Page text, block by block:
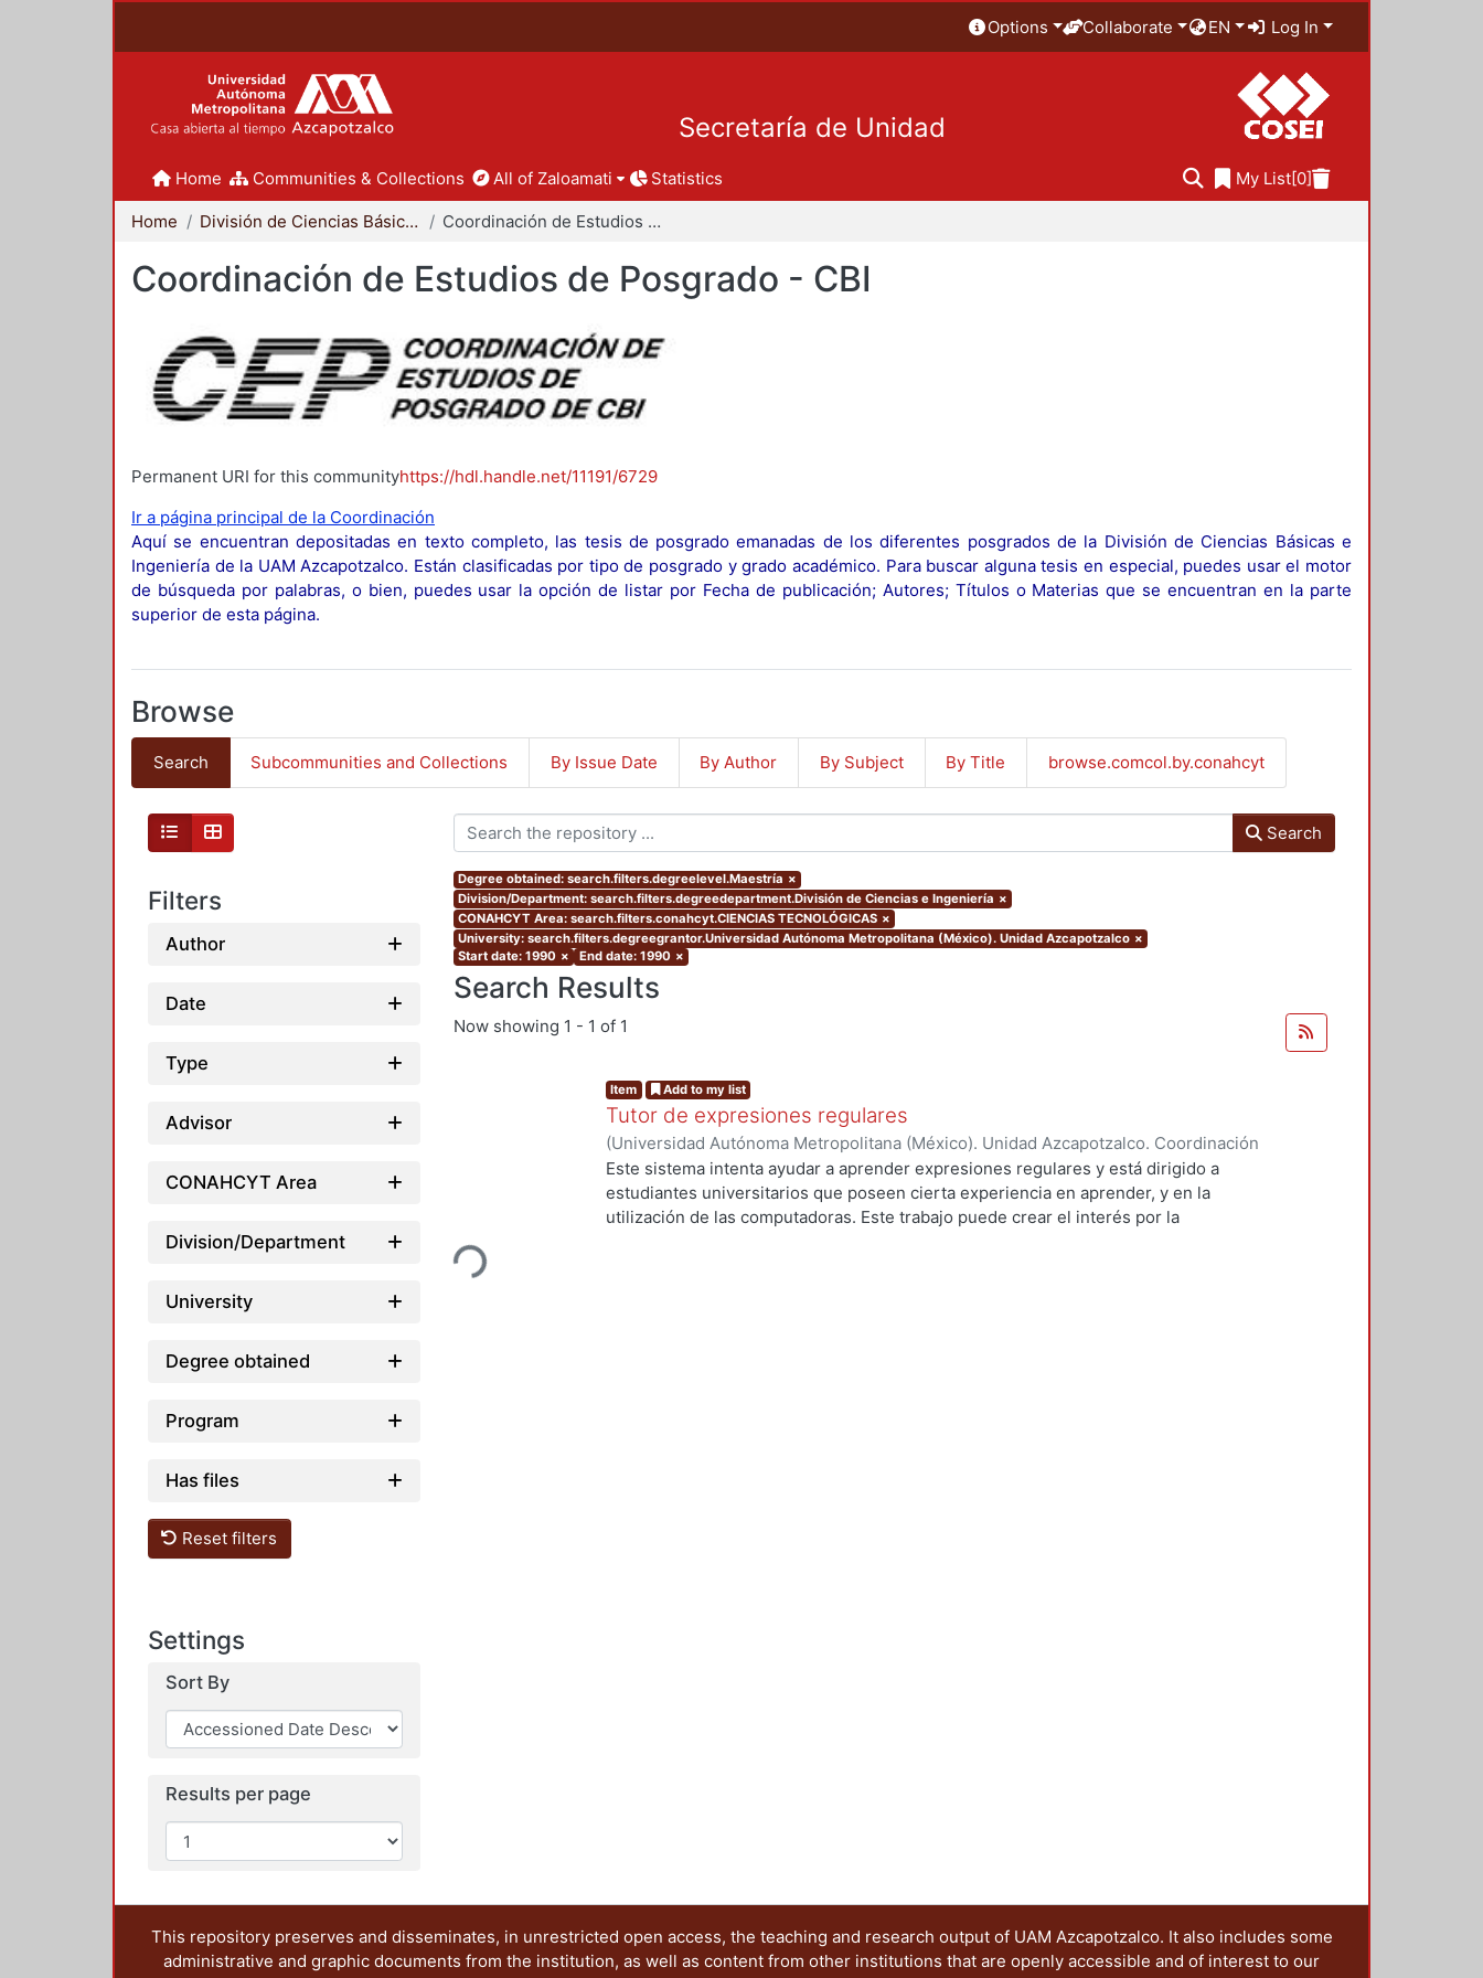
Options Collaborate EN Log In
Secretaría de Unidad
Home Communities & Collections All of Zaloamati Statistics My List[0]
Home División de Ciencias Básicas e Ingeniería Coordinación de Estudios de Posgrado - CBI
Coordinación de Estudios de Posgrado - CBI
Permanent URI for this communityhttps://hdl.handle.net/11191/6729
Ir a página principal de la Coordinación
Aquí se encuentran depositadas en texto completo, las tesis de posgrado emanadas de los diferentes posgrados de la División de Ciencias Básicas e
Ingeniería de la UAM Azcapotzalco. Están clasificadas por tipo de posgrado y grado académico. Para buscar alguna tesis en especial, puedes usar el motor
de búsqueda por palabras, o bien, puedes usar la opción de listar por Fecha de publicación; Autores; Títulos o Materias que se encuentran en la parte
superior de esta página.
Browse
Search Subcommunities and Collections By Issue Date By Author By Subject By Title browse.comcol.by.conahcyt
Filters
Author
Date
Type
Advisor
CONAHCYT Area
Division/Department
University
Degree obtained
Program
Has files
Reset filters
Settings
Sort By
Results per page
Search
Degree obtained: search.filters.degreelevel.Maestría ×
Division/Department: search.filters.degreedepartment.División de Ciencias e Ingeniería ×
CONAHCYT Area: search.filters.conahcyt.CIENCIAS TECNOLÓGICAS ×
University: search.filters.degreegrantor.Universidad Autónoma Metropolitana (México). Unidad Azcapotzalco ×
Start date: 1990 × End date: 1990 ×
Search Results
Now showing 1 - 1 of 1
Loading...
Item Add to my list
Tutor de expresiones regulares
(Universidad Autónoma Metropolitana (México). Unidad Azcapotzalco. Coordinación
de Servicios de Información., 1990-05) GONZALEZ BRAMBILA, SILVIA BEATRIZ
Este sistema intenta ayudar a aprender expresiones regulares y está dirigido a
estudiantes universitarios que poseen cierta experiencia en aprender, y en la
utilización de las computadoras. Este trabajo puede crear el interés por la
This repository preserves and disseminates, in unrestricted open access, the teaching and research output of UAM Azcapotzalco. It also includes some
administrative and graphic documents from the institution, as well as content from other institutions that are openly accessible and of interest to our